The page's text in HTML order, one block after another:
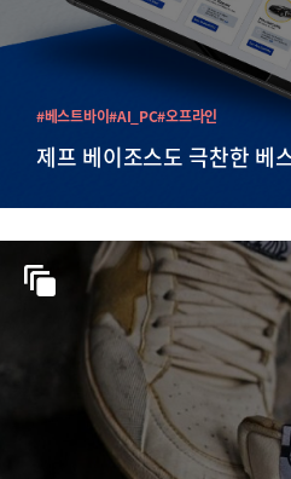
제프 베이조스도 극찬한 베
#베스트바이#AI_PC#오프라인